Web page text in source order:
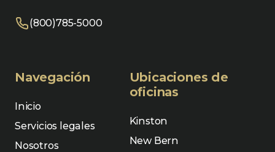
Navegación
Inicio
Servicios legales
Nosotros
Ubicaciones de
oficinas
Kinston
New Bern
(800)785-5000